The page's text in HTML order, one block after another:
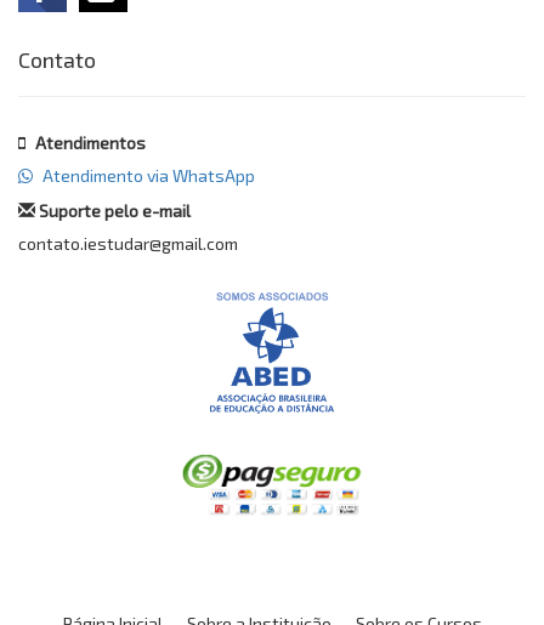
Contato
Atendimentos
Atendimento via WhatsApp
Suporte pelo e-mail
contato.iestudar@gmail.com